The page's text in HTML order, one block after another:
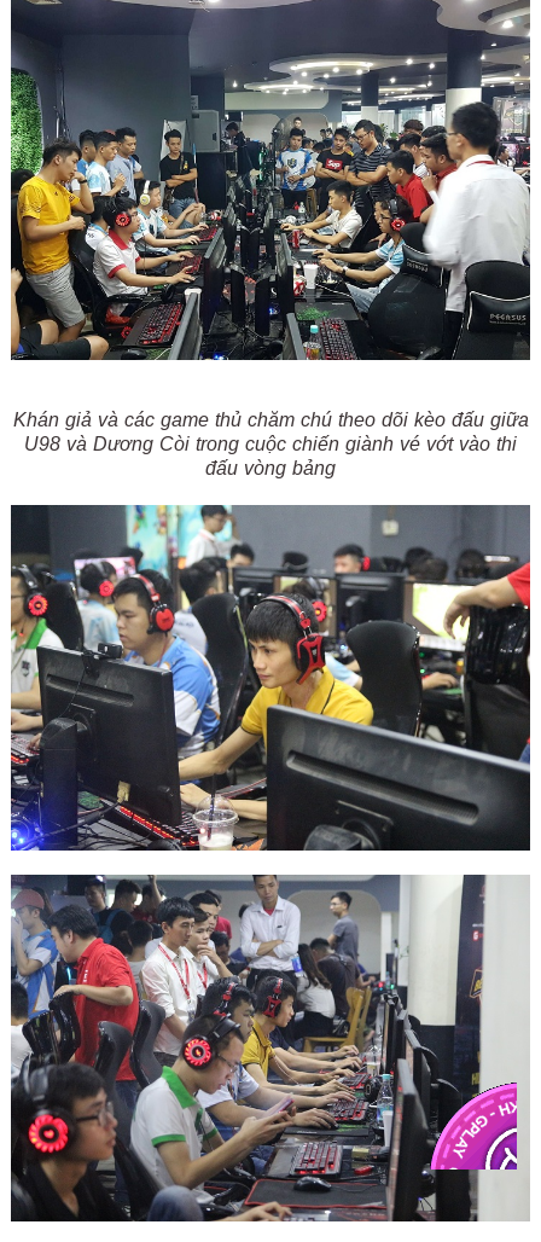
Khán giả và các game thủ chăm chú theo dõi kèo đấu giữa
U98 và Dương Còi trong cuộc chiến giành vé vớt vào thi
đấu vòng bảng